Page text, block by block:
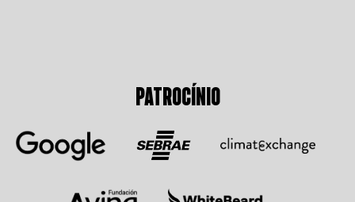
PATROCÍNIO